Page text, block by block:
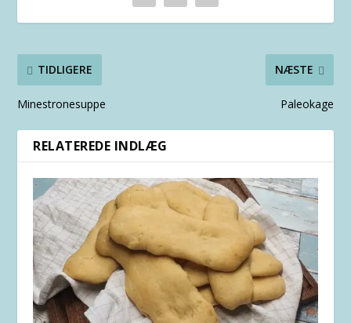
TIDLIGERE
Minestronesuppe
NÆSTE
Paleokage
RELATEREDE INDLÆG